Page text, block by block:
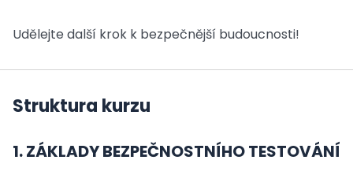
Udělejte další krok k bezpečnější budoucnosti!
Struktura kurzu
1. ZÁKLADY BEZPEČNOSTNÍHO TESTOVÁNÍ